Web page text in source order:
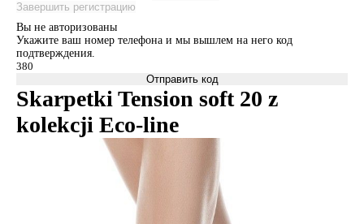
Завершить регистрацию
Вы не авторизованы
Укажите ваш номер телефона и мы вышлем на него код
подтверждения.
Отправить код
Skarpetki Tension soft 20 z
kolekcji Eco-line